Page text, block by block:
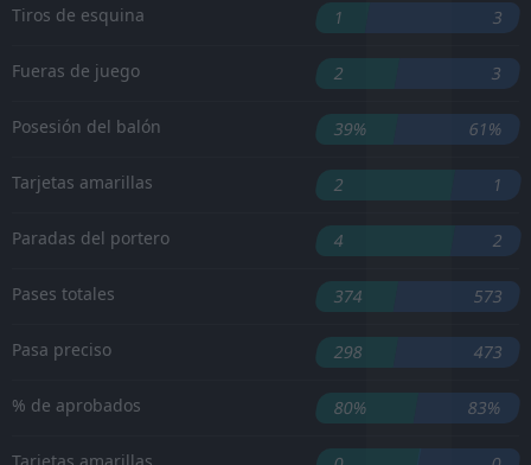
Tiros de esquina 1 3
Fueras de juego 2 3
Posesión del balón 39% 61%
Tarjetas amarillas 2 1
Paradas del portero 4 2
Pases totales 374 573
Pasa preciso 298 473
% de aprobados 80% 83%